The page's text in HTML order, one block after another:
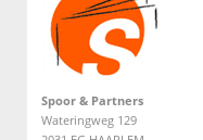
Spoor & Partners
Wateringweg 129